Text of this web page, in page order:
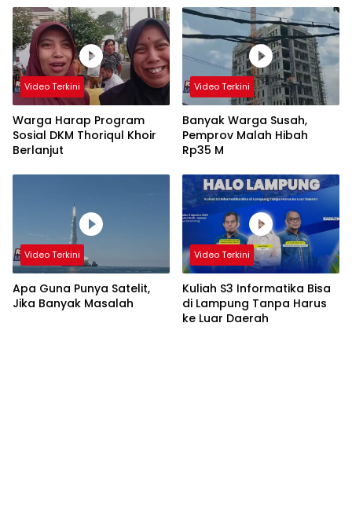
Video Terkini
Warga Harap Program
Sosial DKM Thoriqul Khoir
Berlanjut
Video Terkini
Banyak Warga Susah,
Pemprov Malah Hibah
Rp35 M
Video Terkini
Apa Guna Punya Satelit,
Jika Banyak Masalah
Video Terkini
Kuliah S3 Informatika Bisa
di Lampung Tanpa Harus
ke Luar Daerah